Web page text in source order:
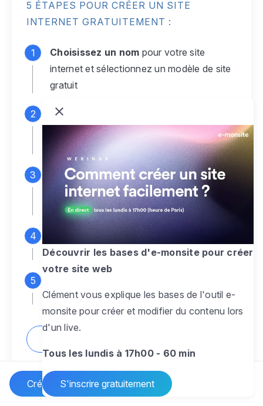
Créer un site Internet
5 ÉTAPES POUR CRÉER UN SITE
INTERNET GRATUITEMENT :
Choisissez un nom pour votre site
internet et sélectionnez un modèle de site
gratuit
Connectez-vous
monsite gratuit pour accéder à votre
espace d'administration
Personnalisez entièrement le
designpour créer un site web sur-mesure,
à votre image
Ajoutez des pagessans limite pour
présenter votre activité, votre passion
pour rendre votre site dynamique
Découvrir les bases d'e-monsite pour créer
votre site web
Clément vous explique les bases de l'outil e-
monsite pour créer et modifier du contenu lors
d'un live.
Tous les lundis à 17h00 - 60 min
S'inscrire gratuitement